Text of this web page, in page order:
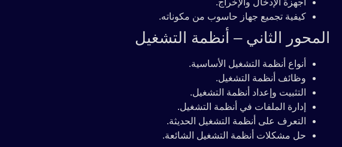
أجهزة الإدخال والإخراج.
كيفية تجميع جهاز حاسوب من مكوناته.
المحور الثاني – أنظمة التشغيل
أنواع أنظمة التشغيل الأساسية.
وظائف أنظمة التشغيل.
التثبيت وإعداد أنظمة التشغيل.
إدارة الملفات في أنظمة التشغيل.
التعرف على أنظمة التشغيل الحديثة.
حل مشكلات أنظمة التشغيل الشائعة.